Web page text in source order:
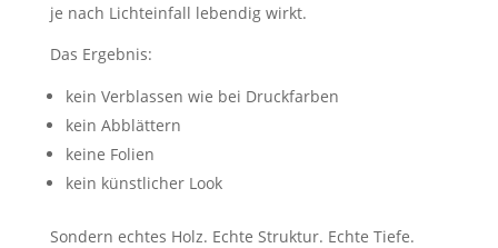
je nach Lichteinfall lebendig wirkt.
Das Ergebnis:
kein Verblassen wie bei Druckfarben
kein Abblättern
keine Folien
kein künstlicher Look
Sondern echtes Holz. Echte Struktur. Echte Tiefe.